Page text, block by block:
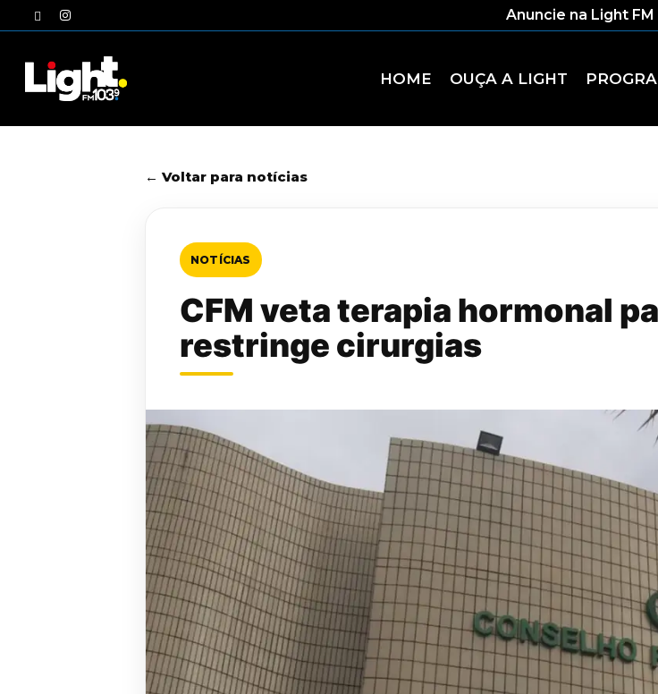
to
twitterinstagram Anuncie na Light FM
HOME OUÇA A LIGHT
← Voltar para notícias
NOTÍCIAS
CFM veta terapia hormonal
restringe cirurgias